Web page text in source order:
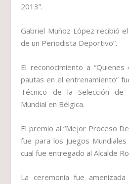
2013”.
Gabriel Muñoz López recibió
de un Periodista Deportivo”.
El reconocimiento a “Quienes
pautas en el entrenamiento”
Técnico de la Selección de
Mundial en Bélgica.
El premio al“Mejor Proceso
fue para los Juegos
cual fue entregado al Alcalde
La ceremonia fue